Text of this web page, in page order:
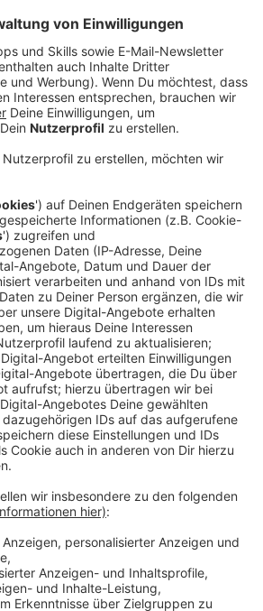
und den Kreis Viersen in den
dem Auto unterwegs ist, braucht
ADAC rechnet rund um Christi
Verkehr.
erwartet
(Mittwoch, 13.05.) könnte es laut
Der Club spricht von einem der
des Jahres.
betroffen
es vor allem auf der A57
Krefeld eng werden. Auch auf der